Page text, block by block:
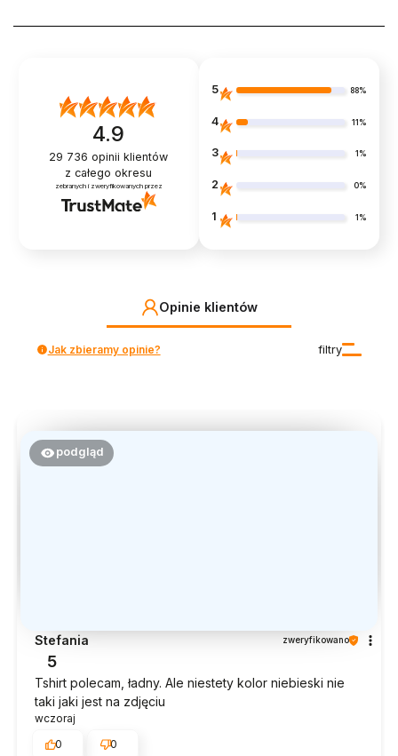
4.9
29 736 opinii klientów
z całego okresu
zebranych i zweryfikowanych przez
5 88%
4 11%
3 1%
2 0%
1 1%
Opinie klientów
filtry
Jak zbieramy opinie?
podgląd
Stefania zweryfikowano
5
Tshirt polecam, ładny. Ale niestety kolor niebieski nie
taki jaki jest na zdjęciu
wczoraj
0
0